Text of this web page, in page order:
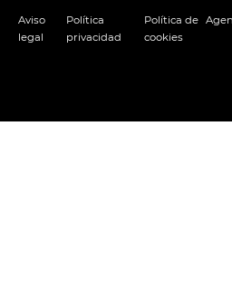
Aviso
legal
Política
privacidad
Política de
cookies